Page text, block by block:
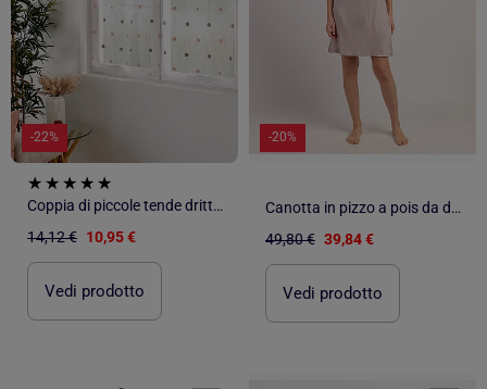
-22%
Coppia di piccole tende dritte a pois colorati
14,12 € 10,95 €
Vedi prodotto
-20%
Canotta in pizzo a pois da donna ADMAS CLASSIC
49,80 € 39,84 €
Vedi prodotto